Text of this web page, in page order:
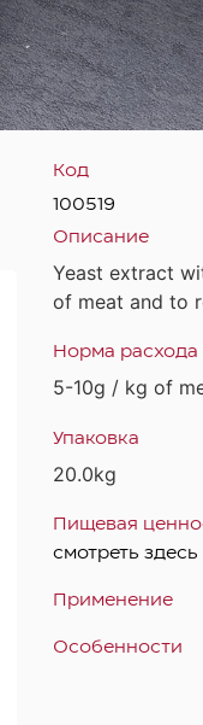
Код
100519
Описание
Yeast extract
of meat and to
Норма расхода
5-10g / kg of
Упаковка
20.0kg
Пищевая
смотреть здесь
Применение
Особенности